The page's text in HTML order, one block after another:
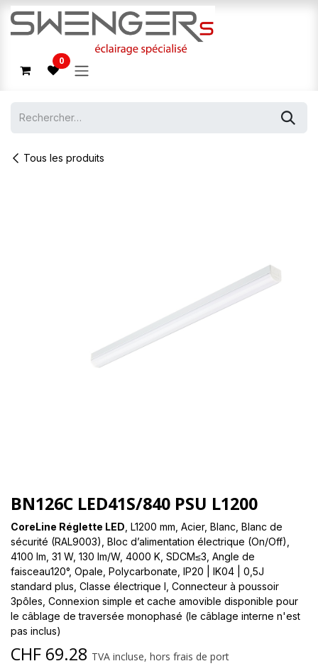
Se rendre au contenu
0
Tous les produits
BN126C LED41S/840 PSU L1200
CoreLine Réglette LED , L1200 mm, Acier, Blanc, Blanc de
sécurité (RAL9003), Bloc d’alimentation électrique (On/Off),
4100 lm, 31 W, 130 lm/W, 4000 K, SDCM≤3, Angle de
faisceau120°, Opale, Polycarbonate, IP20 | IK04 | 0,5J
standard plus, Classe électrique I, Connecteur à poussoir
3pôles, Connexion simple et cache amovible disponible pour
le câblage de traversée monophasé (le câblage interne n'est
pas inclus)
CHF 69.28 TVA incluse, hors frais de port